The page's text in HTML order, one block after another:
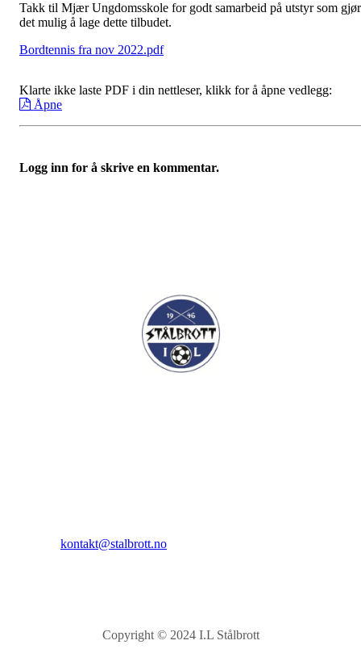
Takk til Mjær Ungdomsskole for godt samarbeid på utstyr som gjør
det mulig å lage dette tilbudet.
Bordtennis fra nov 2022.pdf
Klarte ikke laste PDF i din nettleser, klikk for å åpne vedlegg:
Åpne
Logg inn for å skrive en kommentar.
kontakt@stalbrott.no
Copyright © 2024 I.L Stålbrott